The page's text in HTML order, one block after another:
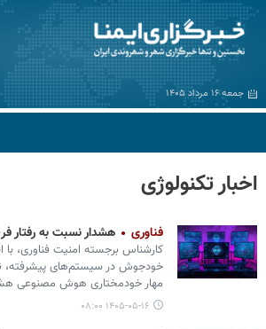
جمعه ۱۶ مرداد ۱۴۰۵
اخبار تکنولوژی
فناوری هشدار نسبت به رفتار
کارشناس برجسته امنیت فناوری، با
خودجوش در سیستم‌های پیشرفته،
مهار خودمختاری هوش مصنوعی
۱۴۰۵-۰۵-۱۶ ۰۸:۰۰